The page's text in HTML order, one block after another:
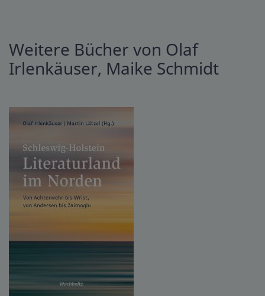
Weitere Bücher von Olaf
Irlenkäuser, Maike Schmidt